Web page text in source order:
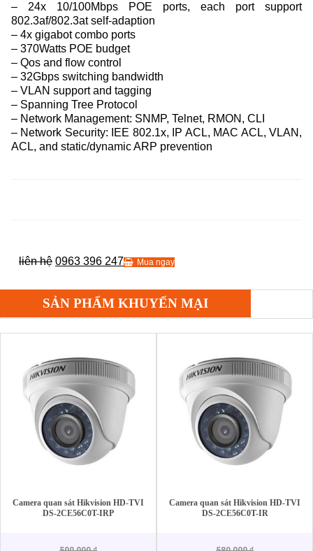
– 24x 10/100Mbps POE ports, each port support
802.3af/802.3at self-adaption
– 4x gigabot combo ports
– 370Watts POE budget
– Qos and flow control
– 32Gbps switching bandwidth
– VLAN support and tagging
– Spanning Tree Protocol
– Network Management: SNMP, Telnet, RMON, CLI
– Network Security: IEE 802.1x, IP ACL, MAC ACL, VLAN,
ACL, and static/dynamic ARP prevention
liên hệ 0963 396 247 Mua ngay
SẢN PHẨM KHUYẾN MẠI
Camera quan sát Hikvision HD-TVI
DS-2CE56C0T-IRP
Camera quan sát Hikvision HD-TVI
DS-2CE56C0T-IR